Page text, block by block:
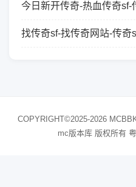
今日新开传奇-热血传奇sf-
找传奇sf-找传奇网站-传奇
COPYRIGHT©2025-2026
mc版本库 版权所有